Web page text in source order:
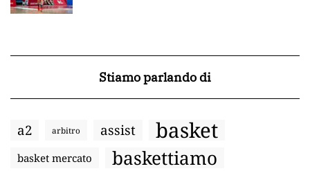
Stiamo parlando di
a2 arbitro assist basket
basket mercato baskettiamo